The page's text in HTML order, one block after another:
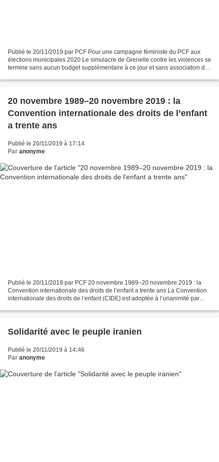
Publié le 20/11/2019 par PCF Pour une campagne féministe du PCF aux
élections municipales 2020 Le simulacre de Grenelle contre les violences se
termine sans aucun budget supplémentaire à ce jour et sans association des
20 novembre 1989–20 novembre 2019 : la
Convention internationale des droits de l’enfant
a trente ans
Publié le 20/11/2019 à 17:14
Par anonyme
Publié le 20/11/2019 par PCF 20 novembre 1989–20 novembre 2019 : la
Convention internationale des droits de l’enfant a trente ans La Convention
internationale des droits de l’enfant (CIDE) est adoptée à l’unanimité par
Solidarité avec le peuple iranien
Publié le 20/11/2019 à 14:46
Par anonyme